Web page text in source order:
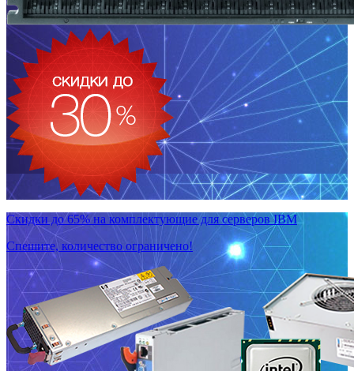
Скидки до 65% на комплектующие для серверов IBM
Спешите, количество ограничено!